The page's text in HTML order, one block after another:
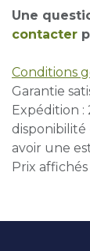
Une
contacter
Conditions
Garantie
Expédition :
disponibilité
avoir une
Prix affichés